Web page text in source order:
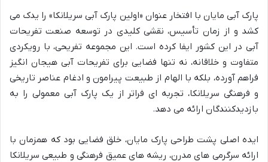
پارک آبی مایان با افتخار عنوان «اولین پارک آبی سریلانکا» را یدک می
کشد و از زمان تأسیس، نقشی کلیدی در توسعه صنعت تفریحات
آبی در این کشور ایفا کرده است. این مجموعه تفریحی، با رویکردی
متفاوت و خلاقانه، نه تنها فضایی برای تفریحات آبی هیجان انگیز
فراهم آورده، بلکه با الهام از طبیعت پیرامون و ادغام عناصر تاریخی
و فرهنگی سریلانکا، تجربه ای فراتر از یک پارک آبی معمولی را به
بازدیدکنندگان ارائه می دهد.
ایده اصلی پشت طراحی پارک مایان، خلق فضایی بود که همزمان با
ارائه سرگرمی های مدرن، ریشه های عمیق فرهنگی و طبیعی سریلانکا